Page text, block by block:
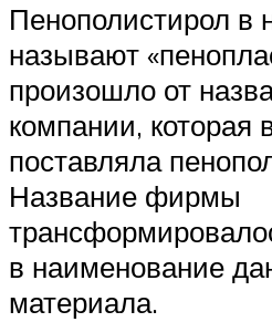
Пенополистирол в
называют
произошло от
компании,
поставляла
Название фирмы
в наименование
материала.